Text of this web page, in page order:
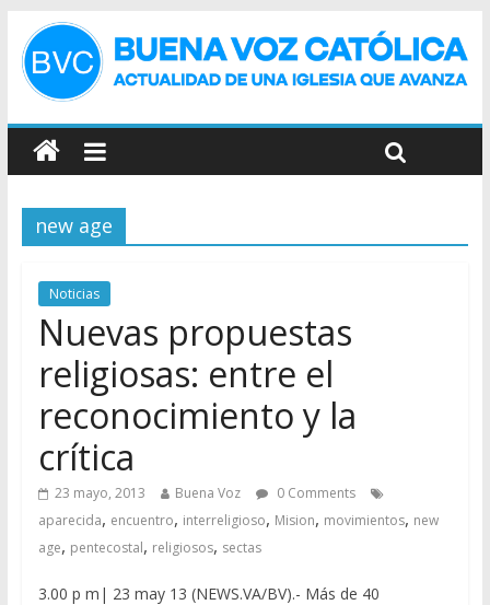
new age
Noticias
Nuevas propuestas
religiosas: entre el
reconocimiento y la
crítica
23 mayo, 2013 Buena Voz
0 Comments
aparecida, encuentro, interreligioso, Mision, movimientos, new
age, pentecostal, religiosos, sectas
3.00 p m| 23 may 13 (NEWS.VA/BV).- Más de 40